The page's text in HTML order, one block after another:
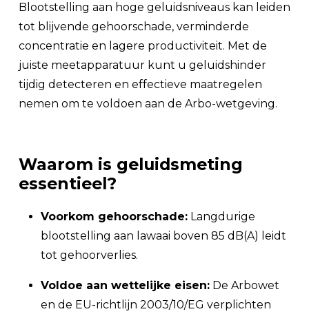
Blootstelling aan hoge geluidsniveaus kan leiden
tot blijvende gehoorschade, verminderde
concentratie en lagere productiviteit. Met de
juiste meetapparatuur kunt u geluidshinder
tijdig detecteren en effectieve maatregelen
nemen om te voldoen aan de Arbo-wetgeving.
Waarom is geluidsmeting
essentieel?
Voorkom gehoorschade: Langdurige
blootstelling aan lawaai boven 85 dB(A) leidt
tot gehoorverlies.
Voldoe aan wettelijke eisen: De Arbowet
en de EU-richtlijn 2003/10/EG verplichten